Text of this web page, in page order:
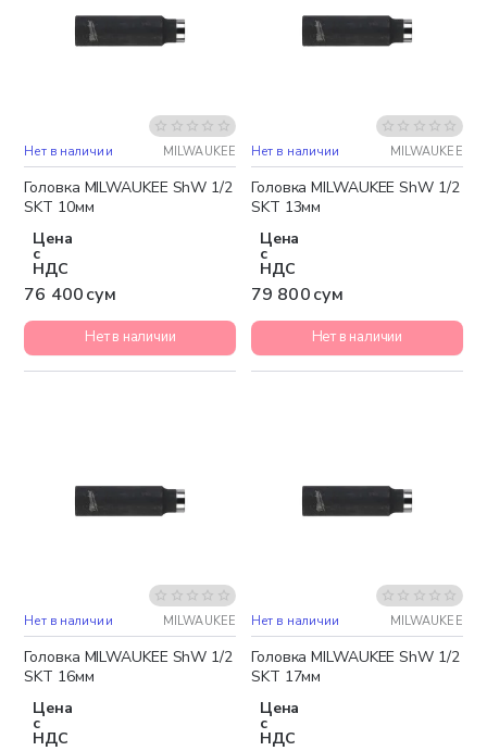
Нет в наличии MILWAUKEE
Головка MILWAUKEE ShW 1/2
SKT 10мм
Цена
с
НДС
76 400 сум
Нет в наличии
Нет в наличии MILWAUKEE
Головка MILWAUKEE ShW 1/2
SKT 13мм
Цена
с
НДС
79 800 сум
Нет в наличии
Нет в наличии MILWAUKEE
Головка MILWAUKEE ShW 1/2
SKT 16мм
Цена
с
НДС
Нет в наличии MILWAUKEE
Головка MILWAUKEE ShW 1/2
SKT 17мм
Цена
с
НДС